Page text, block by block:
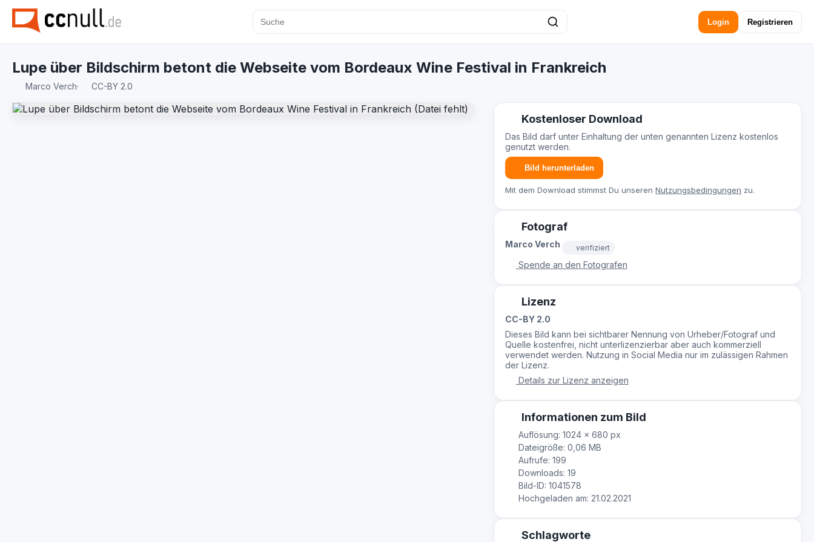
Login Registrieren
Lupe über Bildschirm betont die Webseite vom Bordeaux Wine Festival in Frankreich
Marco Verch· CC-BY 2.0
Kostenloser Download
Das Bild darf unter Einhaltung der unten genannten Lizenz kostenlos
genutzt werden.
Bild herunterladen
Mit dem Download stimmst Du unserenNutzungsbedingungen zu.
Fotograf
Marco Verch verifiziert
Spende an den Fotografen
Lizenz
CC-BY 2.0
Dieses Bild kann bei sichtbarer Nennung von Urheber/Fotograf und
Quelle kostenfrei, nicht unterlizenzierbar aber auch kommerziell
verwendet werden. Nutzung in Social Media nur im zulässigen Rahmen
der Lizenz.
Details zur Lizenz anzeigen
Informationen zum Bild
Auflösung: 1024 × 680 px
Dateigröße: 0,06 MB
Aufrufe: 199
Downloads: 19
Bild-ID: 1041578
Hochgeladen am: 21.02.2021
Schlagworte